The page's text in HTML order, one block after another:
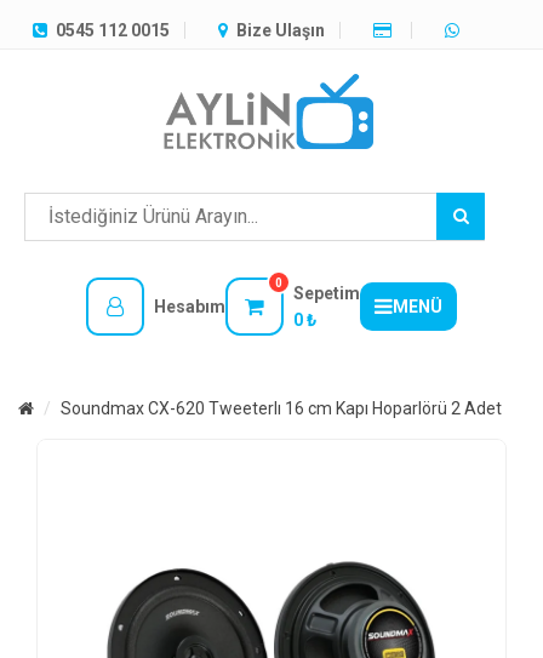
0545 112 0015 Bize Ulaşın
Hesabım
0
Sepetim
0 ₺
MENÜ
TÜM
Soundmax CX-620 Tweeterlı 16 cm Kapı Hoparlörü 2 Adet